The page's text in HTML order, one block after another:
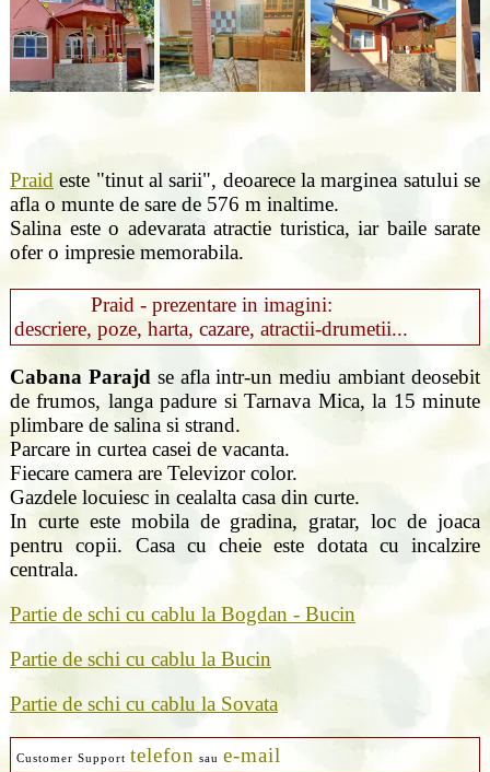
Praid este "tinut al sarii", deoarece la marginea satului se
afla o munte de sare de 576 m inaltime.
Salina este o adevarata atractie turistica, iar baile sarate
ofer o impresie memorabila.
Praid - prezentare in imagini:
descriere, poze, harta, cazare, atractii-drumetii...
Cabana Parajdse afla intr-un mediu ambiant deosebit
de frumos, langa padure si Tarnava Mica, la 15 minute
plimbare de salina si strand.
Parcare in curtea casei de vacanta.
Fiecare camera are Televizor color.
Gazdele locuiesc in cealalta casa din curte.
In curte este mobila de gradina, gratar, loc de joaca
pentru copii. Casa cu cheie este dotata cu incalzire
centrala.
Partie de schi cu cablu la Bogdan - Bucin
Partie de schi cu cablu la Bucin
Partie de schi cu cablu la Sovata
Customer Support telefon sau e-mail